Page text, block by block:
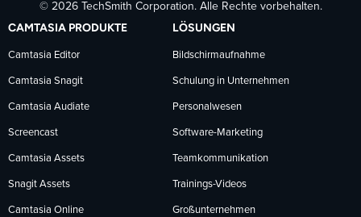
auf
Facebook
folgen
auf
LinkedIn
folgen
auf
YouTube
folgen
© 2026 TechSmith Corporation. Alle Rechte vorbehalten.
CAMTASIA PRODUKTE
Camtasia Editor
Camtasia Snagit
Camtasia Audiate
Screencast
Camtasia Assets
Snagit Assets
Camtasia Online
LÖSUNGEN
Bildschirmaufnahme
Schulung in Unternehmen
Personalwesen
Software-Marketing
Teamkommunikation
Trainings-Videos
Großunternehmen